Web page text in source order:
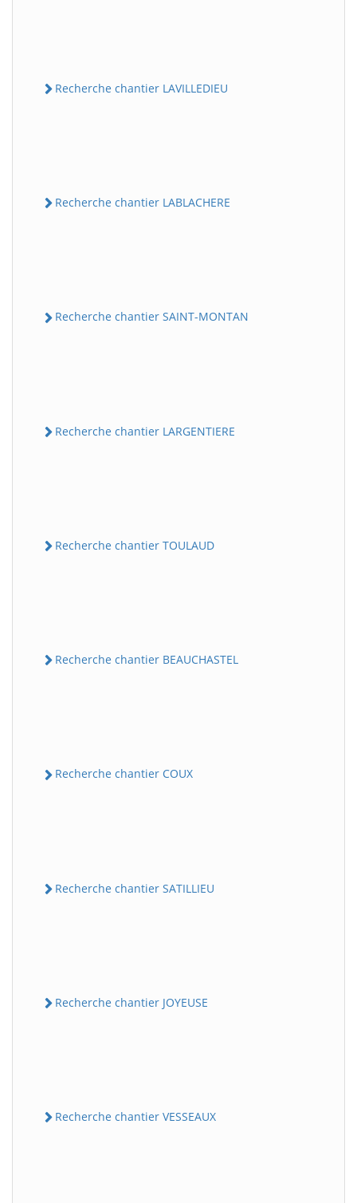
Recherche chantier LAVILLEDIEU
Recherche chantier LABLACHERE
Recherche chantier SAINT-MONTAN
Recherche chantier LARGENTIERE
Recherche chantier TOULAUD
Recherche chantier BEAUCHASTEL
Recherche chantier COUX
Recherche chantier SATILLIEU
Recherche chantier JOYEUSE
Recherche chantier VESSEAUX